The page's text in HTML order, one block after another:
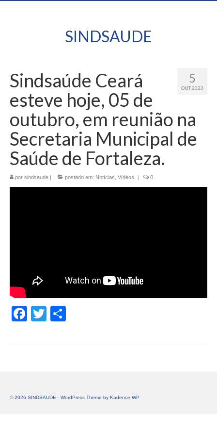
SINDSAUDE
5
OUT 2023
Sindsaúde Ceará
esteve hoje, 05 de
outubro, em reunião na
Secretaria Municipal de
Saúde de Fortaleza.
por sindsaude | postado em: Notícias Vídeos | 0
Facebook
Twitter
© 2026 SINDSAUDE - WordPress Theme by Kadence WP